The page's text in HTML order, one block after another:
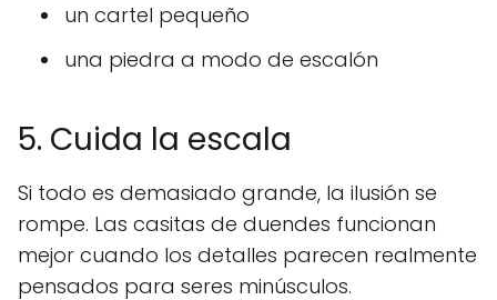
un cartel pequeño
una piedra a modo de escalón
5. Cuida la escala
Si todo es demasiado grande, la ilusión se
rompe. Las casitas de duendes funcionan
mejor cuando los detalles parecen realmente
pensados para seres minúsculos.